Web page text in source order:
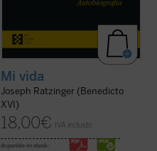
Mi vida
Joseph Ratzinger (Benedicto
XVI)
18,00€ IVA incluido
disponible en ebook: